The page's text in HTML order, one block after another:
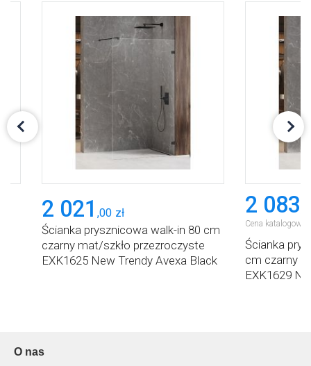
2 021 ,00 zł
Ścianka prysznicowa walk-in 80 cm
czarny mat/szkło przezroczyste
EXK1625 New Trendy Avexa Black
2 083
Cena katalogowa:
Ścianka
cm czarny
EXK1629
O nas